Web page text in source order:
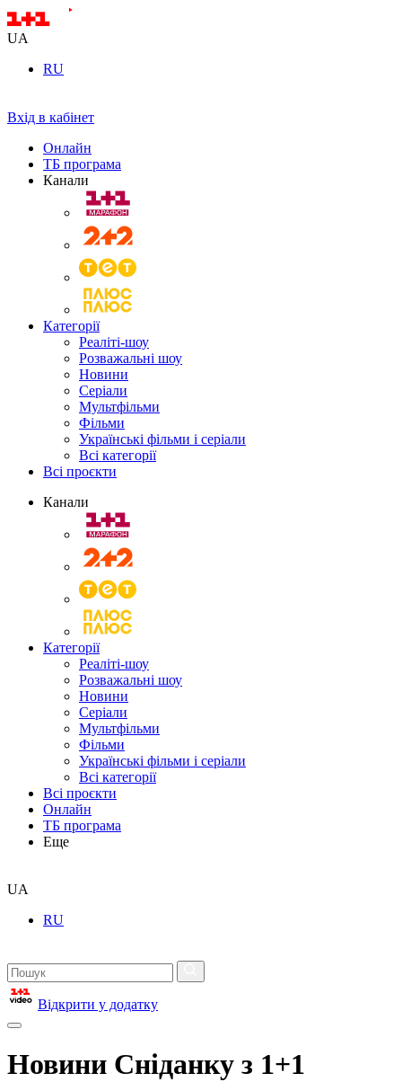
UA
RU
Вхід в кабінет
Онлайн
ТБ програма
Канали
Категорії
Реаліті-шоу
Розважальні шоу
Новини
Серіали
Мультфільми
Фільми
Українські фільми і серіали
Всі категорії
Всі проєкти
Канали
Категорії
Реаліті-шоу
Розважальні шоу
Новини
Серіали
Мультфільми
Фільми
Українські фільми і серіали
Всі категорії
Всі проєкти
Онлайн
ТБ програма
Еще
UA
RU
Відкрити у додатку
Новини Сніданку з 1+1